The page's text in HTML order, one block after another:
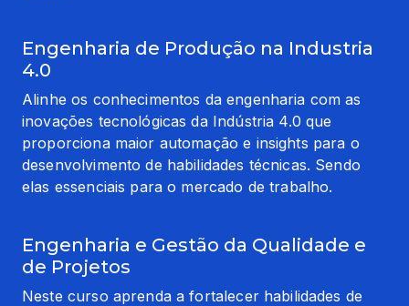
Engenharia de Produção na Industria
4.0
Alinhe os conhecimentos da engenharia com as
inovações tecnológicas da Indústria 4.0 que
proporciona maior automação e insights para o
desenvolvimento de habilidades técnicas. Sendo
elas essenciais para o mercado de trabalho.
Engenharia e Gestão da Qualidade e
de Projetos
Neste curso aprenda a fortalecer habilidades de